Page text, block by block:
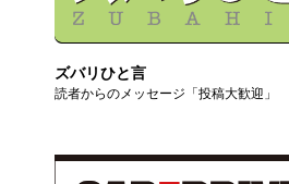
ズバリひと言
読者からのメッセージ「投稿大歓迎」